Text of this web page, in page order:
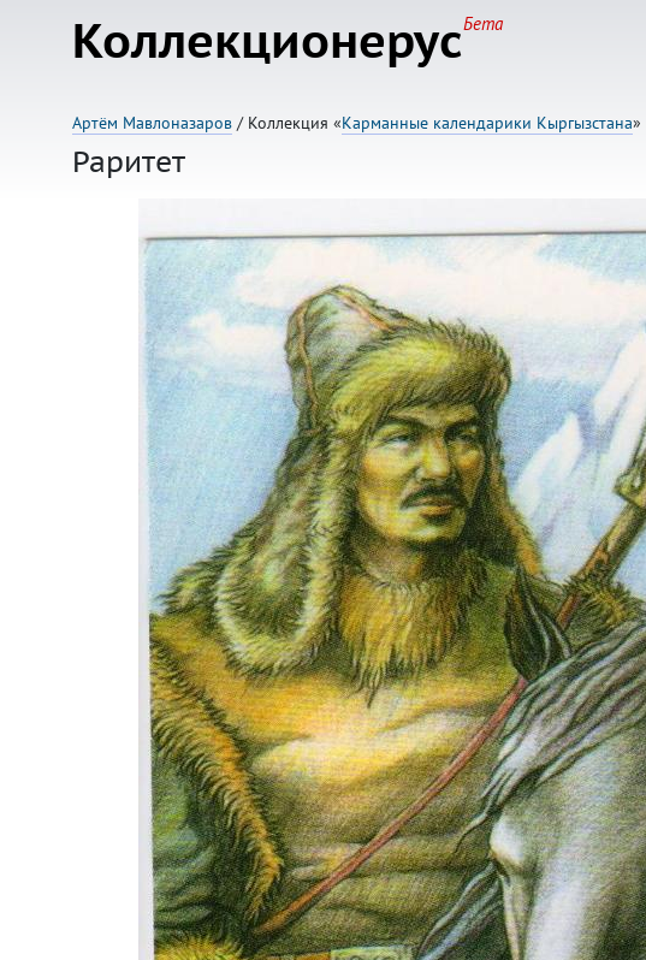
КоллекционерусБета
Артём Мавлоназаров / Коллекция «Карманные календарики Кыргызстана»
Раритет